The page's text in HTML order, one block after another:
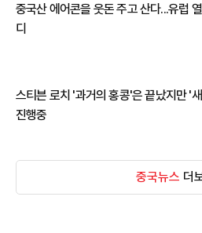
중국산 에어콘을 웃돈 주고 산다...유럽
디
스티븐 로치 '과거의 홍콩'은 끝났지만 '
진행중
중국뉴스 더